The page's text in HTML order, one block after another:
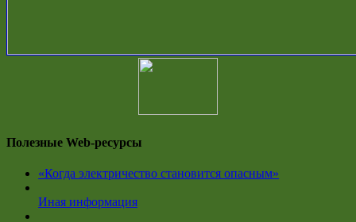
Полезные Web-ресурсы
«Когда электричество становится опасным»
Иная информация